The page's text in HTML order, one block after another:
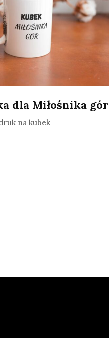
dla Miłośnika gór
na kubek